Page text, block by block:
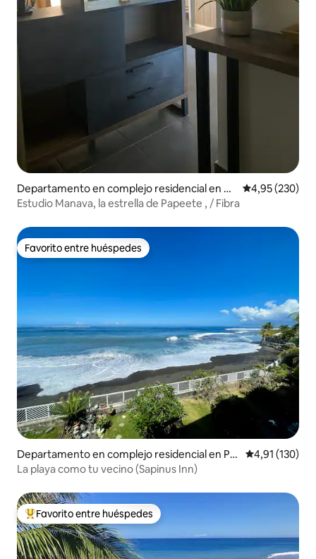
Departamento en complejo residencial en Pa
peete
Calificación
4,95 (230)
Estudio Manava, la estrella de Papeete , / Fibra
Favorito entre huéspedes
Favorito entre huéspedes
Departamento en complejo residencial en Pu
na'auia
Calificación
4,91 (130)
La playa como tu vecino (Sapinus Inn)
Favorito entre los huéspedes más destacados
Favorito entre huéspedes